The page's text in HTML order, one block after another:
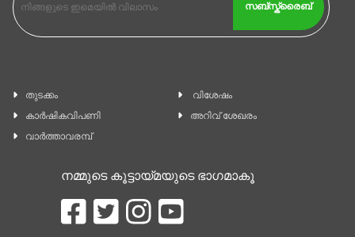
സബ്സ്ക്രൈബ്
തുടക്കം
കാ‍ർഷികവിപണി
വാര്‍ത്താവരമ്പ്
വിശേഷം
അറിവ് ശേഖരം
നമ്മുടെ കൂട്ടായ്മയുടെ ഭാഗമാകൂ